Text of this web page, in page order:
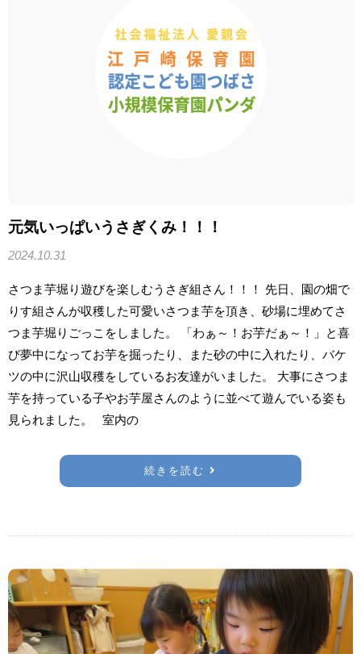
元気いっぱいうさぎくみ！！！
2024.10.31
さつま芋堀り遊びを楽しむうさぎ組さん！！！ 先日、園の畑で
りす組さんが収穫した可愛いさつま芋を頂き、砂場に埋めてさ
つま芋堀りごっこをしました。 「わぁ～！お芋だぁ～！」と喜
び夢中になってお芋を掘ったり、また砂の中に入れたり、バケ
ツの中に沢山収穫をしているお友達がいました。 大事にさつま
芋を持っている子やお芋屋さんのように並べて遊んでいる姿も
見られました。 室内の
続きを読む